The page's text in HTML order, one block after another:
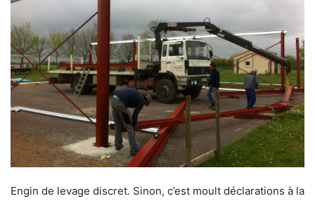
Engin de levage discret. Sinon, c’est moult déclarations à la